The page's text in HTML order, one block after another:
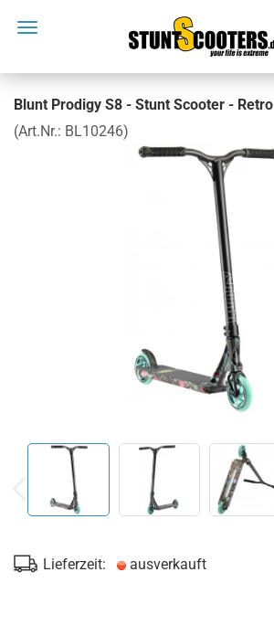
Blunt Prodigy S8 - Stunt Scooter - Retro
(Art.Nr.: BL10246)
Lieferzeit: ausverkauft